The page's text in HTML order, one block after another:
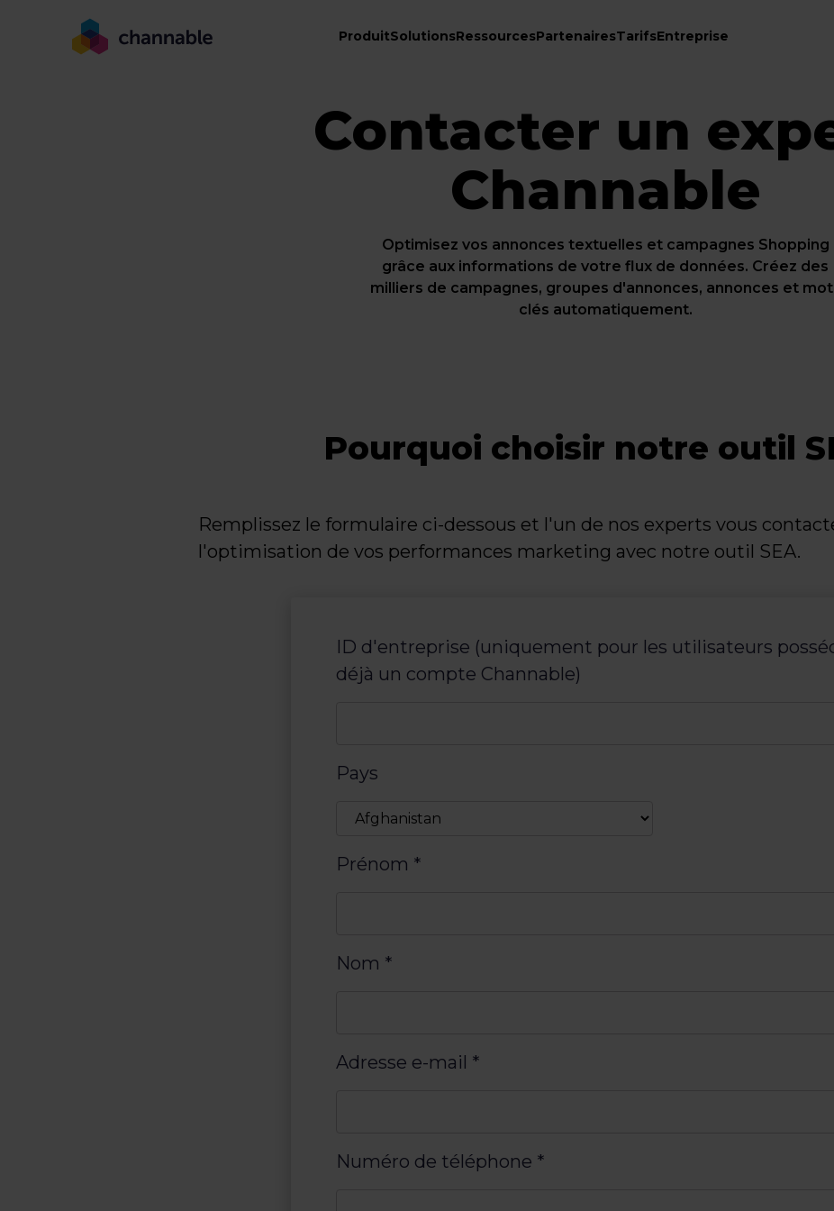
ProduitSolutionsRessourcesPartenairesTarifsEntreprise
Contacter un
Channable
Optimisez vos annonces textuelles et campagnes Shopping
grâce aux informations de votre flux de données. Créez des
milliers de campagnes, groupes d'annonces, annonces et
clés automatiquement.
Pourquoi choisir notre outil
Remplissez le formulaire ci-dessous et l'un de nos experts vous
l'optimisation de vos performances marketing avec notre outil SEA.
ID d'entreprise (uniquement pour les utilisateurs
déjà un compte Channable)
Pays
Prénom *
Nom *
Adresse e-mail *
Numéro de téléphone *